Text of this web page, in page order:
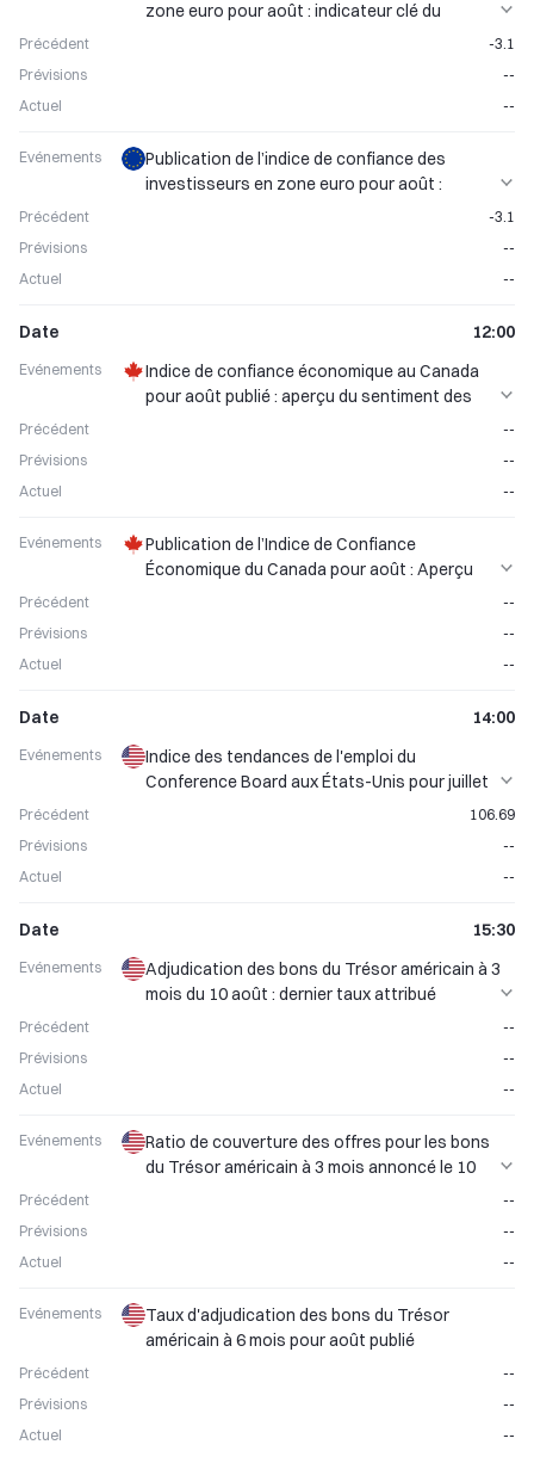
zone euro pour août : indicateur clé du
Précédent
-3.1
Prévisions
--
Actuel
--
Evénements
Publication de l’indice de confiance des
investisseurs en zone euro pour août :
Précédent
-3.1
Prévisions
--
Actuel
--
Date 12:00
Evénements
Indice de confiance économique au Canada
pour août publié : aperçu du sentiment des
Précédent
--
Prévisions
--
Actuel
--
Evénements
Publication de l’Indice de Confiance
Économique du Canada pour août : Aperçu
Précédent
--
Prévisions
--
Actuel
--
Date 14:00
Evénements
Indice des tendances de l'emploi du
Conference Board aux États-Unis pour juillet
Précédent
106.69
Prévisions
--
Actuel
--
Date 15:30
Evénements
Adjudication des bons du Trésor américain à 3
mois du 10 août : dernier taux attribué
Précédent
--
Prévisions
--
Actuel
--
Evénements
Ratio de couverture des offres pour les bons
du Trésor américain à 3 mois annoncé le 10
Précédent
--
Prévisions
--
Actuel
--
Evénements
Taux d'adjudication des bons du Trésor
américain à 6 mois pour août publié
Précédent
--
Prévisions
--
Actuel
--